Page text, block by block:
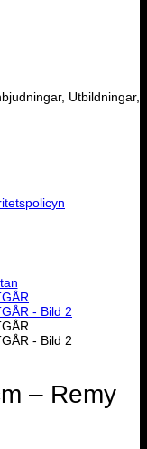
Utbildningar,
– Remy